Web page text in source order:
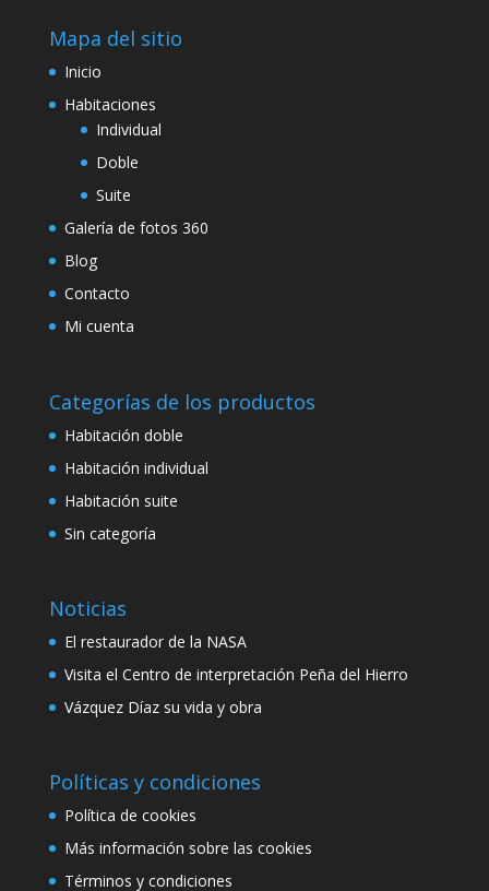
Mapa del sitio
Inicio
Habitaciones
Individual
Doble
Suite
Galería de fotos 360
Blog
Contacto
Mi cuenta
Categorías de los productos
Habitación doble
Habitación individual
Habitación suite
Sin categoría
Noticias
El restaurador de la NASA
Visita el Centro de interpretación Peña del Hierro
Vázquez Díaz su vida y obra
Políticas y condiciones
Política de cookies
Más información sobre las cookies
Términos y condiciones